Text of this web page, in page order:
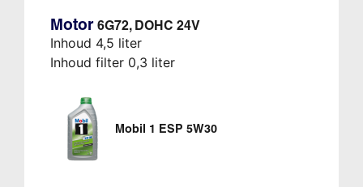
Motor 6G72, DOHC 24V
Inhoud 4,5 liter
Inhoud filter 0,3 liter
Mobil 1 ESP 5W30